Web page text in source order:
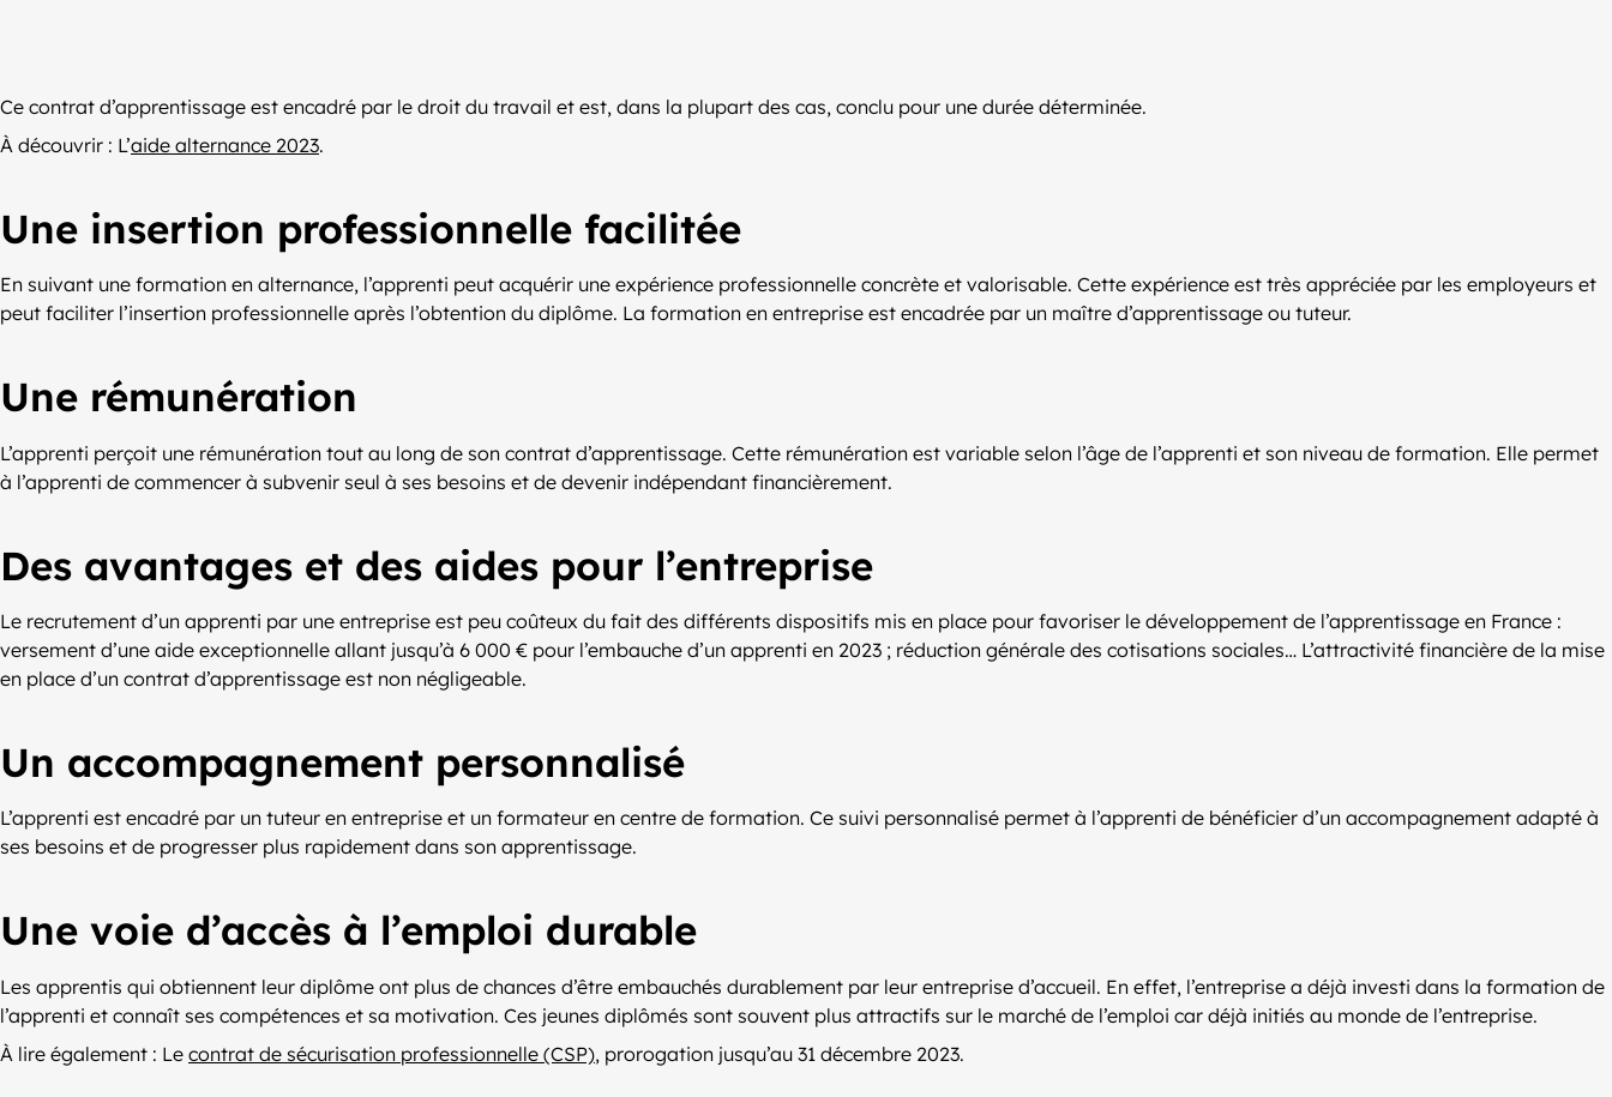
Ce contrat d’apprentissage est encadré par le droit du travail et est, dans la plupart des cas, conclu pour une durée déterminée.
À découvrir : L’aide alternance 2023.
Une insertion professionnelle facilitée
En suivant une formation en alternance, l’apprenti peut acquérir une expérience professionnelle concrète et valorisable. Cette expérience est très appréciée par les employeurs et
peut faciliter l’insertion professionnelle après l’obtention du diplôme. La formation en entreprise est encadrée par un maître d’apprentissage ou tuteur.
Une rémunération
L’apprenti perçoit une rémunération tout au long de son contrat d’apprentissage. Cette rémunération est variable selon l’âge de l’apprenti et son niveau de formation. Elle permet
à l’apprenti de commencer à subvenir seul à ses besoins et de devenir indépendant financièrement.
Des avantages et des aides pour l’entreprise
Le recrutement d’un apprenti par une entreprise est peu coûteux du fait des différents dispositifs mis en place pour favoriser le développement de l’apprentissage en France :
versement d’une aide exceptionnelle allant jusqu’à 6 000 € pour l’embauche d’un apprenti en 2023 ; réduction générale des cotisations sociales… L’attractivité financière de la mise
en place d’un contrat d’apprentissage est non négligeable.
Un accompagnement personnalisé
L’apprenti est encadré par un tuteur en entreprise et un formateur en centre de formation. Ce suivi personnalisé permet à l’apprenti de bénéficier d’un accompagnement adapté à
ses besoins et de progresser plus rapidement dans son apprentissage.
Une voie d’accès à l’emploi durable
Les apprentis qui obtiennent leur diplôme ont plus de chances d’être embauchés durablement par leur entreprise d’accueil. En effet, l’entreprise a déjà investi dans la formation de
l’apprenti et connaît ses compétences et sa motivation. Ces jeunes diplômés sont souvent plus attractifs sur le marché de l’emploi car déjà initiés au monde de l’entreprise.
À lire également : Le contrat de sécurisation professionnelle (CSP), prorogation jusqu’au 31 décembre 2023.